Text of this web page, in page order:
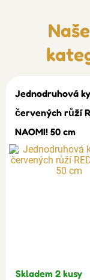
Jednodruhová
červených růží
NAOMI! 50 cm
Skladem 2 kusy